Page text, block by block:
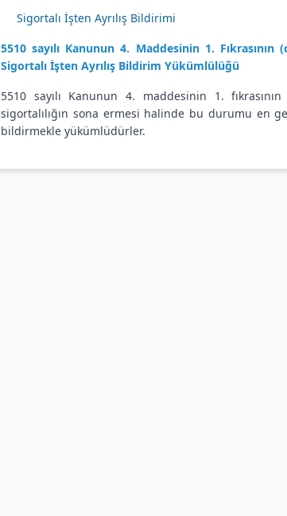
Sigortalı İşten Ayrılış Bildirimi
5510 sayılı Kanunun 4. Maddesinin 1.
Sigortalı İşten Ayrılış Bildirim Yükümlülüğü
5510 sayılı Kanunun 4. maddesinin 1.
sigortalılığın sona ermesi halinde bu durumu en
bildirmekle yükümlüdürler.